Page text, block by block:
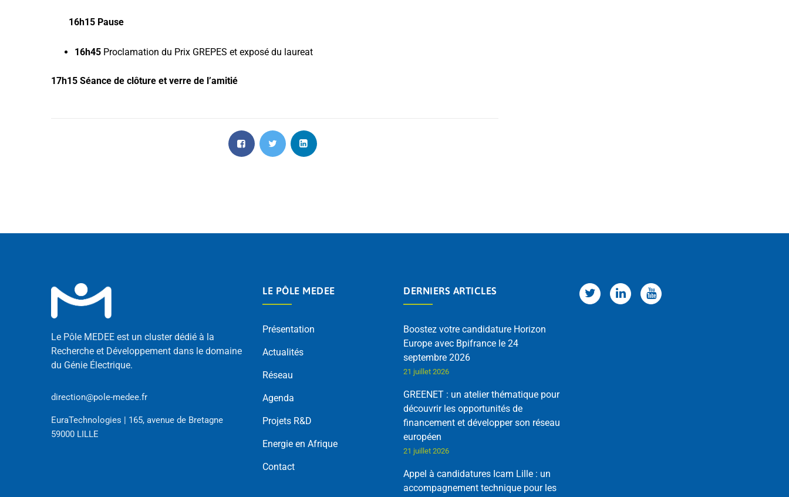
16h15 Pause
16h45 Proclamation du Prix GREPES et exposé du laureat
17h15 Séance de clôture et verre de l’amitié
Le Pôle MEDEE est un cluster dédié à la
Recherche et Développement dans le domaine
du Génie Électrique.
direction@pole-medee.fr
EuraTechnologies | 165, avenue de Bretagne
59000 LILLE
LE PÔLE MEDEE
Présentation
Actualités
Réseau
Agenda
Projets R&D
Energie en Afrique
Contact
DERNIERS ARTICLES
Boostez votre candidature Horizon
Europe avec Bpifrance le 24
septembre 2026
21 juillet 2026
GREENET : un atelier thématique pour
découvrir les opportunités de
financement et développer son réseau
européen
21 juillet 2026
Appel à candidatures Icam Lille : un
accompagnement technique pour les